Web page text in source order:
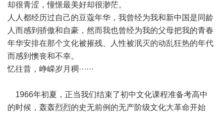
却很青涩，憧憬最美好却很渺茫。
人人都经历过自己的豆蔻年华，我曾经为我和新中国是同龄
人而感到骄傲和自豪，然而我也曾经为我的父母把我的青春
年华安排在那个文化被摧残、人性被泯灭的动乱狂热的年代
而感到懊丧和不幸。
忆往昔，峥嵘岁月稠······
1966年初夏，正当我们结束了初中文化课程准备考高中
的时候，轰轰烈烈的史无前例的无产阶级文化大革命开始